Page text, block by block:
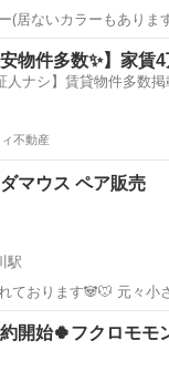
ラーもあります) オスメスなど
お待ちしております🙇‍♀️ 本日の
なりますのでお問い合
川駅 ペットショッ
安物件多数✨】家賃
人ナシ】賃貸物件多数掲
不動産
マウス ペア販売
駅
々小さいのにベビちゃんは
愛いです🥰🥰 夏休み期
ので同業者様も大丈夫
...
田川駅 ペットショップ
開始🍀フクロモモ